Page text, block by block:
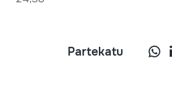
Partekatu